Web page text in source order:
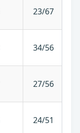
23/67
34/56
27/56
24/51